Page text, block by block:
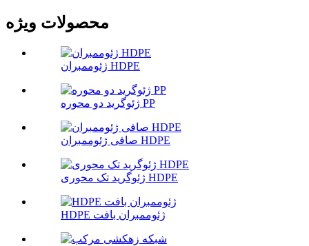
محصولات ویژه
ژئوممبران HDPE
ژئوگرید دو محوره PP
صافی ژئوممبران HDPE
ژئوگرید تک محوری HDPE
HDPE ژئوممبران بافت